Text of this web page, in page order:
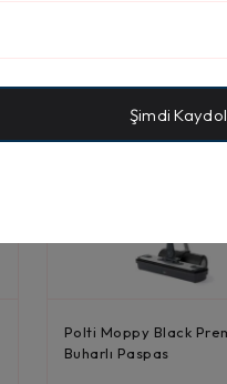
Polti Moppy Black
Buharlı Paspas
Şimdi Kaydol